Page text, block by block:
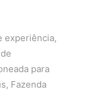
experiência,
para
Fazenda